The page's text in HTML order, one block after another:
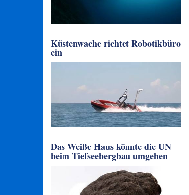
Küstenwache richtet Robotikbüro
ein
Das Weiße Haus könnte die UN
beim Tiefseebergbau umgehen